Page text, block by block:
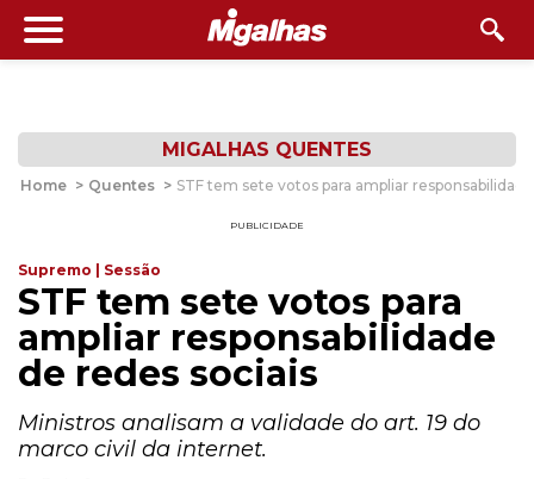
MIGALHAS QUENTES
Home > Quentes > STF tem sete votos para ampliar
PUBLICIDADE
Supremo | Sessão
STF tem sete votos para
ampliar responsabilidade
de redes sociais
Ministros analisam a validade do art. 19 do
marco civil da internet.